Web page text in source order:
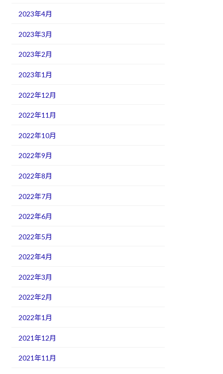
2023年4月
2023年3月
2023年2月
2023年1月
2022年12月
2022年11月
2022年10月
2022年9月
2022年8月
2022年7月
2022年6月
2022年5月
2022年4月
2022年3月
2022年2月
2022年1月
2021年12月
2021年11月